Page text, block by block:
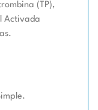
(TP),
Activada